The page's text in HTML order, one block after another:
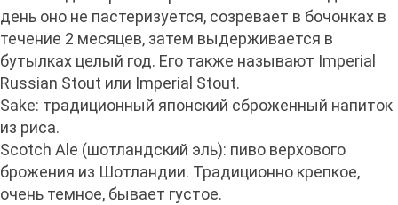
день оно не пастеризуется, созревает в бочонках в
течение 2 месяцев, затем выдерживается в
бутылках целый год. Его также называют Imperial
Russian Stout или Imperial Stout.
Sake: традиционный японский сброженный напиток
из риса.
Scotch Ale (шотландский эль): пиво верхового
брожения из Шотландии. Традиционно крепкое,
очень темное, бывает густое.